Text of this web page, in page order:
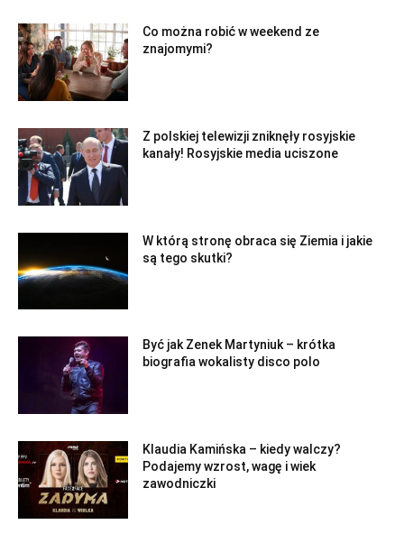
Co można robić w weekend ze
znajomymi?
Z polskiej telewizji zniknęły rosyjskie
kanały! Rosyjskie media uciszone
W którą stronę obraca się Ziemia i jakie
są tego skutki?
Być jak Zenek Martyniuk – krótka
biografia wokalisty disco polo
Klaudia Kamińska – kiedy walczy?
Podajemy wzrost, wagę i wiek
zawodniczki